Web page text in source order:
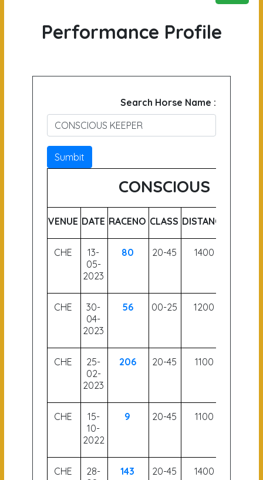
Performance Profile
Search Horse Name :
Sumbit
CONSCIOUS
VENUE DATE RACENO CLASS DISTANCE
CHE
13-
05-
2023
80 20-45 1400
CHE
30-
04-
2023
56 00-25 1200
CHE
25-
02-
2023
206 20-45 1100
CHE
15-
10-
2022
9 20-45 1100
CHE
28-
143 20-45 1400